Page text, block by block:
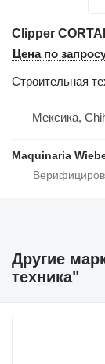
Clipper
Цена по
Строительная
Мексика,
Maquinaria
Другие
техника"